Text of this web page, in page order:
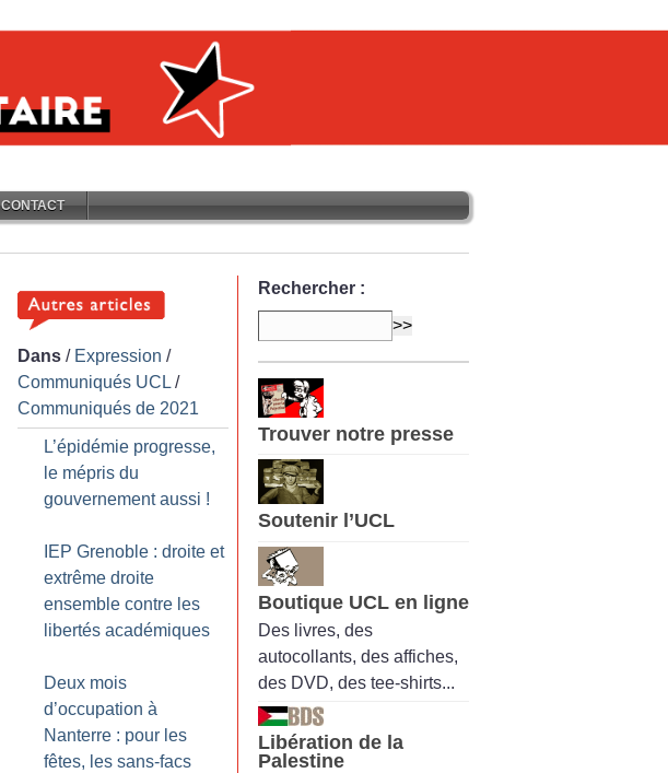
CONTACT
Dans / Expression /
Communiqués UCL /
Communiqués de 2021
L’épidémie progresse,
le mépris du
gouvernement aussi !
IEP Grenoble : droite et
extrême droite
ensemble contre les
libertés académiques
Deux mois
d’occupation à
Nanterre : pour les
fêtes, les sans-facs
Rechercher :
Trouver notre presse
Soutenir l’UCL
Boutique UCL en ligne
Des livres, des
autocollants, des affiches,
des DVD, des tee-shirts...
Libération de la
Palestine